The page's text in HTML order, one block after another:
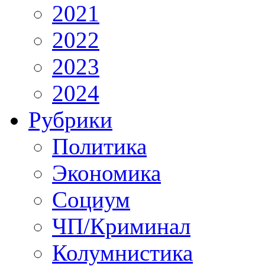
2021
2022
2023
2024
Рубрики
Политика
Экономика
Социум
ЧП/Криминал
Колумнистика